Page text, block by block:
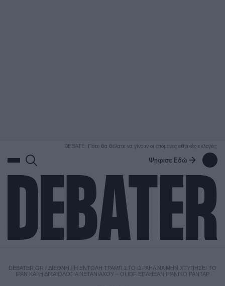
DEBATE: Πότε θα θέλατε να γίνουν οι επόμενες εθνικές εκλογές;
Ψήφισε Εδώ
DEBATER.GR / ΔΙΕΘΝΗ / Η ΕΝΤΟΛΉ ΤΡΑΜΠ ΣΤΟ ΙΣΡΑΉΛ ΝΑ ΜΗΝ ΧΤΥΠΉΣΕΙ ΤΟ
ΙΡΆΝ ΚΑΙ Η ΔΙΚΑΙΟΛΟΓΊΑ ΝΕΤΑΝΙΆΧΟΥ – ΟΙ IDF ΈΠΛΗΞΑΝ ΙΡΑΝΙΚΌ ΡΑΝΤΆΡ